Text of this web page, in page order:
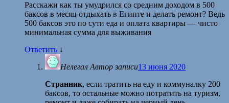
Расскажи как ты умудрился со средним доходом в 500
баксов в месяц отдыхать в Египте и делать ремонт? Ведь
500 баксов это по сути еда и оплата квартиры — чисто
минимальная сумма для выживания
Ответить ↓
Нелегал Автор записи13 июня 2020
Странник, если тратить на еду и коммуналку 200
баксов, то остальные можно потратить на туризм,